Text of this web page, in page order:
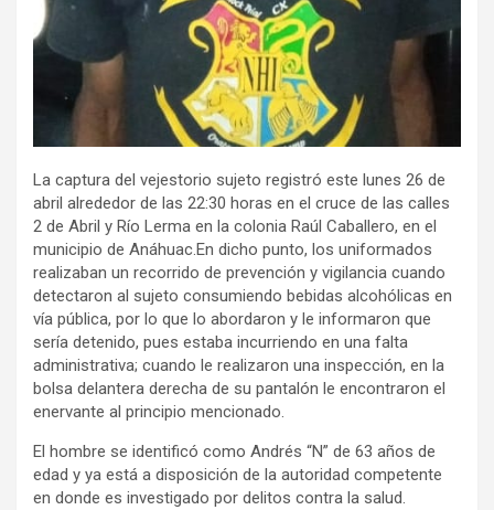
La captura del vejestorio sujeto registró este lunes 26 de
abril alrededor de las 22:30 horas en el cruce de las calles
2 de Abril y Río Lerma en la colonia Raúl Caballero, en el
municipio de Anáhuac.En dicho punto, los uniformados
realizaban un recorrido de prevención y vigilancia cuando
detectaron al sujeto consumiendo bebidas alcohólicas en
vía pública, por lo que lo abordaron y le informaron que
sería detenido, pues estaba incurriendo en una falta
administrativa; cuando le realizaron una inspección, en la
bolsa delantera derecha de su pantalón le encontraron el
enervante al principio mencionado.
El hombre se identificó como Andrés “N” de 63 años de
edad y ya está a disposición de la autoridad competente
en donde es investigado por delitos contra la salud.